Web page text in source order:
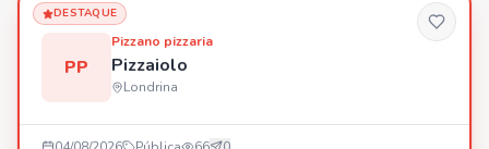
DESTAQUE
PP
Pizzano pizzaria
Pizzaiolo
Londrina